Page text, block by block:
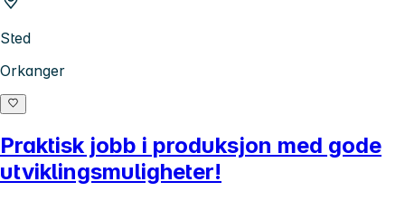
Sted
Orkanger
Praktisk jobb i produksjon med gode
utviklingsmuligheter!